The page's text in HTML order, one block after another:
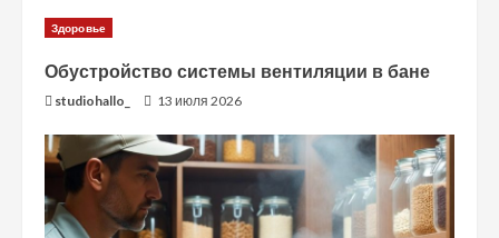
Здоровье
Обустройство системы вентиляции в бане
studiohallo_ 13 июля 2026